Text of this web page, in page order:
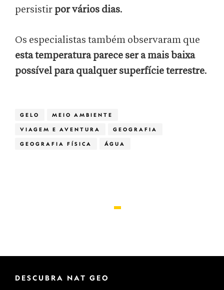
persistir por vários dias.
Os especialistas também observaram que
esta temperatura parece ser a mais baixa
possível para qualquer superfície terrestre.
GELO MEIO AMBIENTE
VIAGEM E AVENTURA GEOGRAFIA
GEOGRAFIA FÍSICA ÁGUA
DESCUBRA NAT GEO